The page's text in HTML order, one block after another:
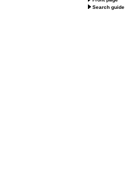
Search guide